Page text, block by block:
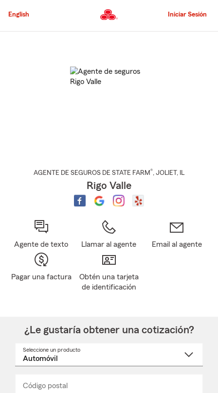
al
principal
English Iniciar Sesión
AGENTE DE SEGUROS DE STATE FARM®, JOLIET , IL
Rigo Valle
Agente de texto Llamar al agente Email al agente
Pagar una factura
Obtén una tarjeta
de identificación
¿Le gustaría obtener una cotización?
Seleccione un producto
Código postal
_____